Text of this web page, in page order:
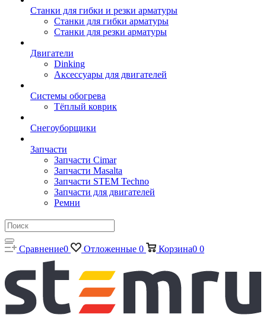
Станки для гибки и резки арматуры
Станки для гибки арматуры
Станки для резки арматуры
Двигатели
Dinking
Аксессуары для двигателей
Системы обогрева
Тёплый коврик
Снегоуборщики
Запчасти
Запчасти Cimar
Запчасти Masalta
Запчасти STEM Techno
Запчасти для двигателей
Ремни
Сравнение0 Отложенные 0 Корзина0 0